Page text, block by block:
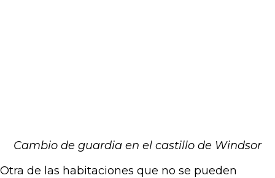
Cambio de guardia en el castillo de Windsor
Otra de las habitaciones que no se pueden